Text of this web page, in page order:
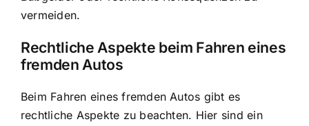
vermeiden.
Rechtliche Aspekte beim Fahren eines
fremden Autos
Beim Fahren eines fremden Autos gibt es
rechtliche Aspekte zu beachten. Hier sind ein